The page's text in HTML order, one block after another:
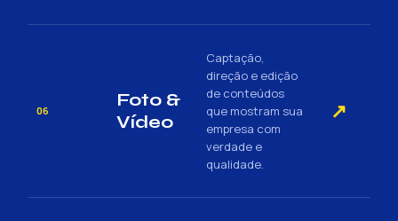
06
Foto &
Vídeo
Captação,
direção e edição
de conteúdos
que mostram sua
empresa com
verdade e
qualidade.
↗